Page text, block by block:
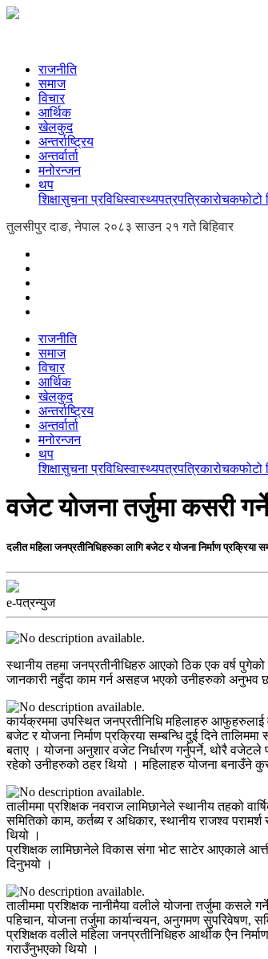
राजनीति
समाज
विचार
आर्थिक
खेलकुद
अन्तर्राष्ट्रिय
अन्तर्वार्ता
मनोरन्जन
थप
शिक्षासुचना प्रविधिस्वास्थ्यपत्रपत्रिकारोचकफोटो
तुलसीपुर दाङ, नेपाल २०८३ साउन २१ गते बिहिवार
राजनीति
समाज
विचार
आर्थिक
खेलकुद
अन्तर्राष्ट्रिय
अन्तर्वार्ता
मनोरन्जन
थप
शिक्षासुचना प्रविधिस्वास्थ्यपत्रपत्रिकारोचकफोटो
वजेट योजना तर्जुमा कसरी
दलीत महिला जनप्रतीनिधिहरुका लागि बजेट र योजना निर्माण प्रक्रिया
e-पत्रन्युज
स्थानीय तहमा जनप्रतीनीधिहरु आएको ठिक एक वर्ष पुगेको
जानकारी नहुँदा काम गर्न असहज भएको उनीहरुको अनुभव
कार्यक्रममा उपस्थित जनप्रतीनिधि महिलाहरु आफुहरुलाई
बजेट र योजना निर्माण प्रक्रिया सम्बन्धि दुई दिने
बताए । योजना अनुशार वजेट निर्धारण गर्नुपर्ने, थोरै
रहेको उनीहरुको ठहर थियो । महिलाहरु योजना बनाउँने
तालीममा प्रशिक्षक नवराज लामिछानेले स्थानीय तहको
समितिको काम, कर्तब्य र अधिकार, स्थानीय राजश्व
थियो ।
प्रशिक्षक लामिछानेले विकास संगा भोट साटेर आएकाले
दिनुभयो ।
तालीममा प्रशिक्षक नानीमैया वलीले योजना तर्जुमा
पहिचान, योजना तर्जुमा कार्यान्वयन, अनुगमण सुपरिवेषण,
प्रशिक्षक वलीले महिला जनप्रतीनिधिहरु आर्थीक एैन
गराउँनुभएको थियो ।